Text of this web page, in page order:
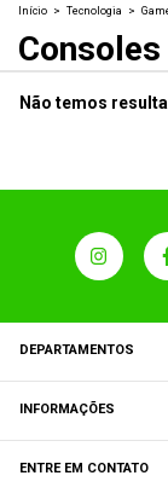
Início > Tecnologia >
Consoles
Não temos
DEPARTAMENTOS
INFORMAÇÕES
ENTRE EM CONTATO